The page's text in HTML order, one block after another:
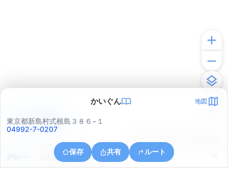
かいぐん 地図
東京都新島村式根島３８６−１
04992-7-0207
保存 共有 ルート
住所の取得に失敗しました
アプリで見る